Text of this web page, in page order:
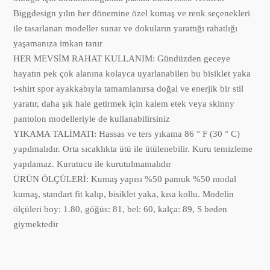
Biggdesign yılın her dönemine özel kumaş ve renk seçenekleri
ile tasarlanan modeller sunar ve dokuların yarattığı rahatlığı
yaşamanıza imkan tanır
HER MEVSİM RAHAT KULLANIM: Gündüzden geceye
hayatın pek çok alanına kolayca uyarlanabilen bu bisiklet yaka
t-shirt spor ayakkabıyla tamamlanırsa doğal ve enerjik bir stil
yaratır, daha şık hale getirmek için kalem etek veya skinny
pantolon modelleriyle de kullanabilirsiniz
YIKAMA TALİMATI: Hassas ve ters yıkama 86 ° F (30 ° C)
yapılmalıdır. Orta sıcaklıkta ütü ile ütülenebilir. Kuru temizleme
yapılamaz. Kurutucu ile kurutulmamalıdır
ÜRÜN ÖLÇÜLERİ: Kumaş yapısı %50 pamuk %50 modal
kumaş, standart fit kalıp, bisiklet yaka, kısa kollu. Modelin
ölçüleri boy: 1.80, göğüs: 81, bel: 60, kalça: 89, S beden
giymektedir